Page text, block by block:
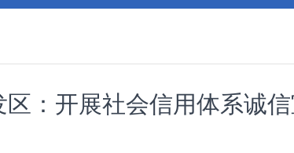
：开展社会信用体系诚